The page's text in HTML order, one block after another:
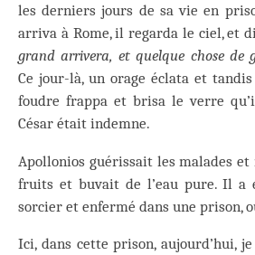
les derniers jours de sa vie en
arriva à Rome, il regarda le ciel, et
grand arrivera, et quelque chose de
Ce jour-là, un orage éclata et
foudre frappa et brisa le verre
César était indemne.
Apollonios guérissait les malades et
fruits et buvait de l’eau pure. Il a
sorcier et enfermé dans une prison,
Ici, dans cette prison, aujourd’hui,